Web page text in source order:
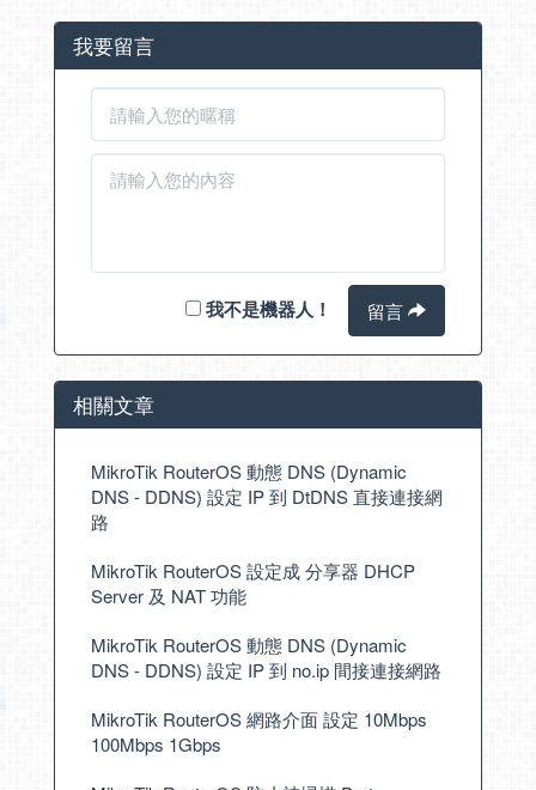
我要留言
我不是機器人！ 留言
相關文章
MikroTik RouterOS 動態 DNS (Dynamic
DNS - DDNS) 設定 IP 到 DtDNS 直接連接網
路
MikroTik RouterOS 設定成 分享器 DHCP
Server 及 NAT 功能
MikroTik RouterOS 動態 DNS (Dynamic
DNS - DDNS) 設定 IP 到 no.ip 間接連接網路
MikroTik RouterOS 網路介面 設定 10Mbps
100Mbps 1Gbps